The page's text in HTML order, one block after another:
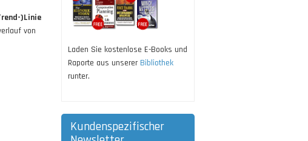
)Linie
von
Laden Sie kostenlose E-Books und
Raporte aus unserer Bibliothek
runter.
Kundenspezifischer